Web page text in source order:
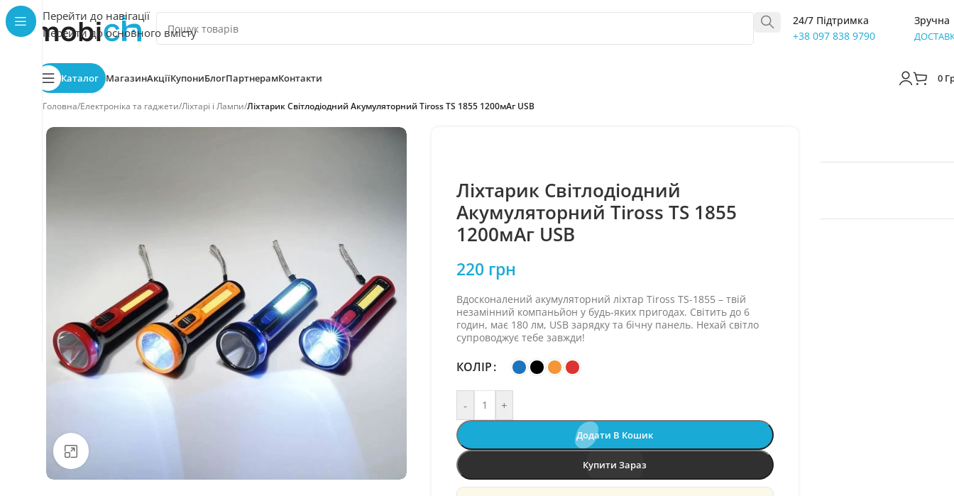
Перейти до навігації
Перейти до основного вмісту
24/7 Підтримка
+38 097 838 9790
Зручна
Каталог МагазинАкціїКупониБлогПартнерамКонтакти 0
Головна/Електроніка та гаджети/Ліхтарі і Лампи/Ліхтарик Світлодіодний Акумуляторний Tiross TS 1855 1200мАг USB
Ліхтарик Світлодіодний
Акумуляторний Tiross TS 1855
1200мАг USB
220 грн
Вдосконалений акумуляторний ліхтар Tiross TS-1855 – твій
незамінний компаньйон у будь-яких пригодах. Світить до 6
годин, має 180 лм, USB зарядку та бічну панель. Нехай світло
супроводжує тебе завжди!
КОЛІР
- +
Додати В Кошик
Купити Зараз